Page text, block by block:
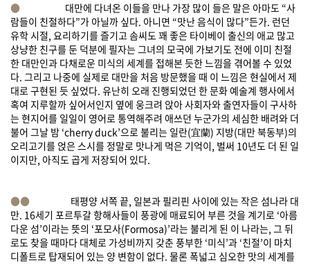
● 대만에 다녀온 이들을 만나 가장 많이 들은 말은 아마도 “사
람들이 친절하다”가 아닐까 싶다. 아니면 “맛난 음식이 많다”든가. 런던
유학 시절, 요리하기를 즐기고 솜씨도 꽤 좋은 타이베이 출신의 애교 많고
상냥한 친구를 둔 덕분에 필자는 그녀의 모국에 가보기도 전에 이미 친절
한 대만인과 다채로운 미식의 세계를 접해본 듯한 느낌을 겪어볼 수 있었
다. 그리고 나중에 실제로 대만을 처음 방문했을 때 이 느낌은 현실에서 제
대로 구현된 듯 싶었다. 유난히 오래 진행되었던 한 문화 예술계 행사에서
혹여 지루할까 싶어서인지 옆에 웅크려 앉아 사회자와 출연자들이 구사하
는 현지어를 일일이 영어로 통역해주려 애쓰던 누군가의 세심한 배려와 더
불어 그날 밤 ‘cherry duck’으로 불리는 일란(宜蘭) 지방(대만 북동부)의
오리고기를 얹은 스시를 정말로 맛나게 먹은 기억이, 벌써 10년도 더 된 일
이지만, 아직도 곱게 저장되어 있다.
●● 태평양 서쪽 끝, 일본과 필리핀 사이에 있는 작은 섬나라 대
만. 16세기 포르투갈 항해사들이 풍광에 매료되어 부른 것을 계기로 ‘아름
다운 섬’이라는 뜻의 ‘포모사(Formosa)’라는 불리게 된 이 나라는, 그 뒤
로도 찾을 때마다 대체로 가성비까지 갖춘 풍부한 ‘미식’과 ‘친절’이 마치
디폴트로 탑재되어 있는 양 변함이 없다. 물론 폭넓고 심오한 맛의 세계를